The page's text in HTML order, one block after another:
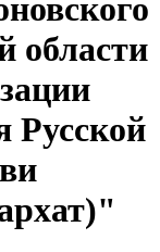
области
Русской